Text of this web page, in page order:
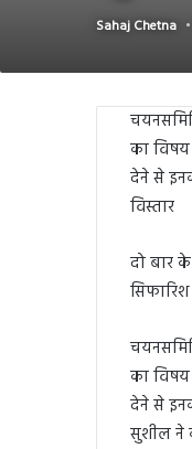
Sahaj Chetna
का
देने से
विस्तार
दो बार
का
देने से
सुशील ने